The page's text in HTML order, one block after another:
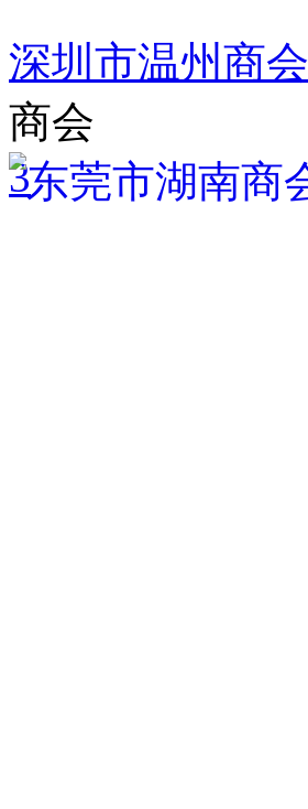
深圳市温州商
商会
3